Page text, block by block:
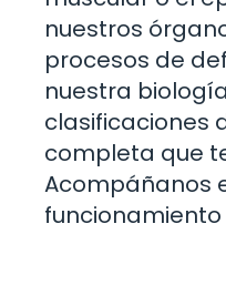
nuestros
procesos de
nuestra
clasificaciones
completa que
Acompáñanos